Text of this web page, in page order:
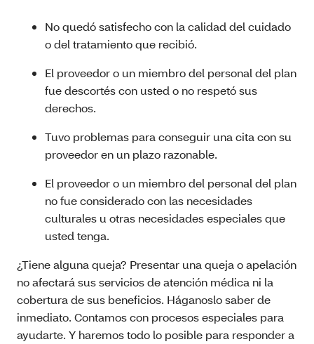
No quedó satisfecho con la calidad del cuidado
o del tratamiento que recibió.
El proveedor o un miembro del personal del plan
fue descortés con usted o no respetó sus
derechos.
Tuvo problemas para conseguir una cita con su
proveedor en un plazo razonable.
El proveedor o un miembro del personal del plan
no fue considerado con las necesidades
culturales u otras necesidades especiales que
usted tenga.
¿Tiene alguna queja? Presentar una queja o apelación
no afectará sus servicios de atención médica ni la
cobertura de sus beneficios. Háganoslo saber de
inmediato. Contamos con procesos especiales para
ayudarte. Y haremos todo lo posible para responder a